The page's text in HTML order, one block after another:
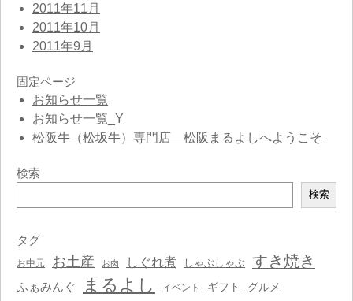
2011年11月
2011年10月
2011年9月
固定ページ
お知らせ一覧
お知らせ一覧_Y
松阪牛（松坂牛）専門店 松阪まるよしへようこそ
検索
索
検索
タグ
お中元 お土産 お肉 しぐれ煮 しゃぶしゃぶ すき焼き
ふぁみんぐ まるよし イベント ギフト グルメ